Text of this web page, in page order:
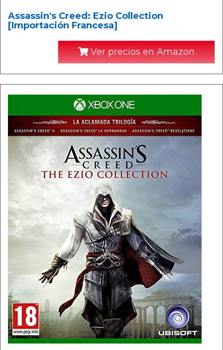
Assassin's Creed: Ezio Collection
[Importación Francesa]
Ver precios en Amazon